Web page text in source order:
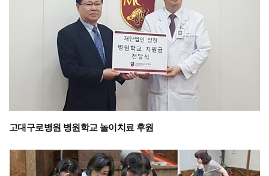
고대구로병원 병원학교 놀이치료 후원